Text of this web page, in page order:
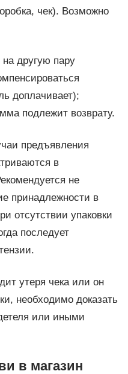
чек). Возможно
другую пару
доплачивает);
подлежит возврату.
предъявления
в
не
принадлежности в
отсутствии упаковки
последует
утеря чека или он
необходимо доказать
или иными
в магазин